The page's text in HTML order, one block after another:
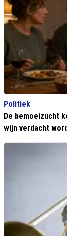
Politiek
De bemoeizucht
wijn verdacht